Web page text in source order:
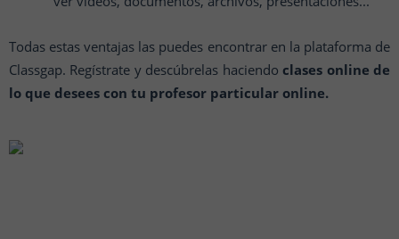
Todas estas ventajas las puedes encontrar en la plataforma de
Classgap. Regístrate y descúbrelas haciendo clases online de
lo que desees con tu profesor particular online.